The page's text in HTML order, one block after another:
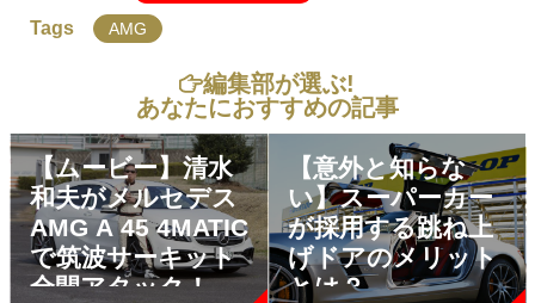
Tags AMG
編集部が選ぶ!
あなたにおすすめの記事
【ムービー】清水
和夫がメルセデス
AMG A 45 4MATIC
で筑波サーキット
全開アタック！
【意外と知らな
い】スーパーカー
が採用する跳ね上
げドアのメリット
とは？